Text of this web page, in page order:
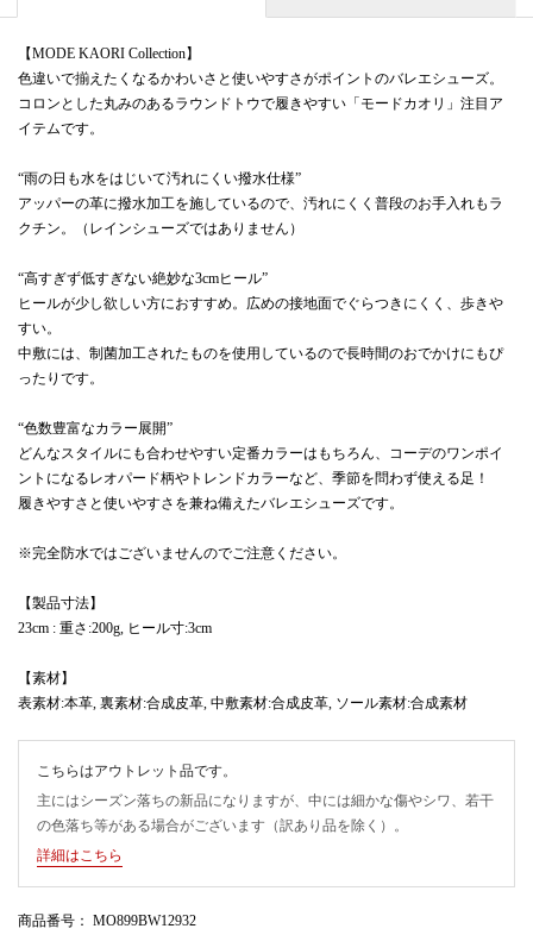
【MODE KAORI Collection】
色違いで揃えたくなるかわいさと使いやすさがポイントのバレエシューズ。
コロンとした丸みのあるラウンドトウで履きやすい「モードカオリ」注目ア
イテムです。
“雨の日も水をはじいて汚れにくい撥水仕様”
アッパーの革に撥水加工を施しているので、汚れにくく普段のお手入れもラ
クチン。（レインシューズではありません）
“高すぎず低すぎない絶妙な3cmヒール”
ヒールが少し欲しい方におすすめ。広めの接地面でぐらつきにくく、歩きや
すい。
中敷には、制菌加工されたものを使用しているので長時間のおでかけにもぴ
ったりです。
“色数豊富なカラー展開”
どんなスタイルにも合わせやすい定番カラーはもちろん、コーデのワンポイ
ントになるレオパード柄やトレンドカラーなど、季節を問わず使える足！
履きやすさと使いやすさを兼ね備えたバレエシューズです。
※完全防水ではございませんのでご注意ください。
【製品寸法】
23cm : 重さ:200g, ヒール寸:3cm
【素材】
表素材:本革, 裏素材:合成皮革, 中敷素材:合成皮革, ソール素材:合成素材
こちらはアウトレット品です。
主にはシーズン落ちの新品になりますが、中には細かな傷やシワ、若干
の色落ち等がある場合がございます（訳あり品を除く）。
詳細はこちら
商品番号 ： MO899BW12932